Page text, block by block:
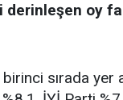
derinleşen oy
sırada yer